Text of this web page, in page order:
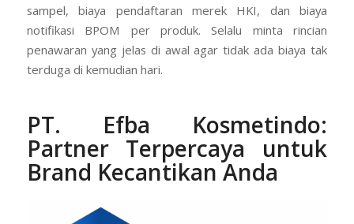
sampel, biaya pendaftaran merek HKI, dan biaya
notifikasi BPOM per produk. Selalu minta rincian
penawaran yang jelas di awal agar tidak ada biaya tak
terduga di kemudian hari.
PT. Efba Kosmetindo:
Partner Terpercaya untuk
Brand Kecantikan Anda